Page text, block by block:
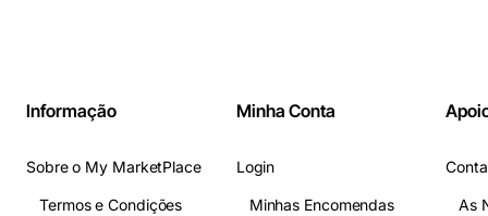
Informação
Sobre o My MarketPlace
Termos e Condições
Minha Conta
Login
Minhas Encomendas As